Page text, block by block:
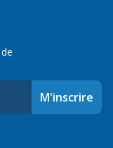
M'inscrire